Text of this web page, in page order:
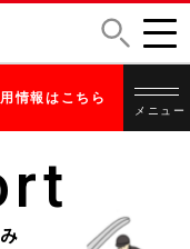
情報はこちら
メニュー